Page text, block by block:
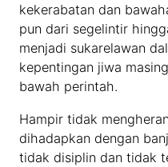
kekerabatan dan
pun dari segelintir
menjadi sukarelawan
kepentingan jiwa
bawah perintah.
Hampir tidak
dihadapkan dengan
tidak disiplin dan tidak